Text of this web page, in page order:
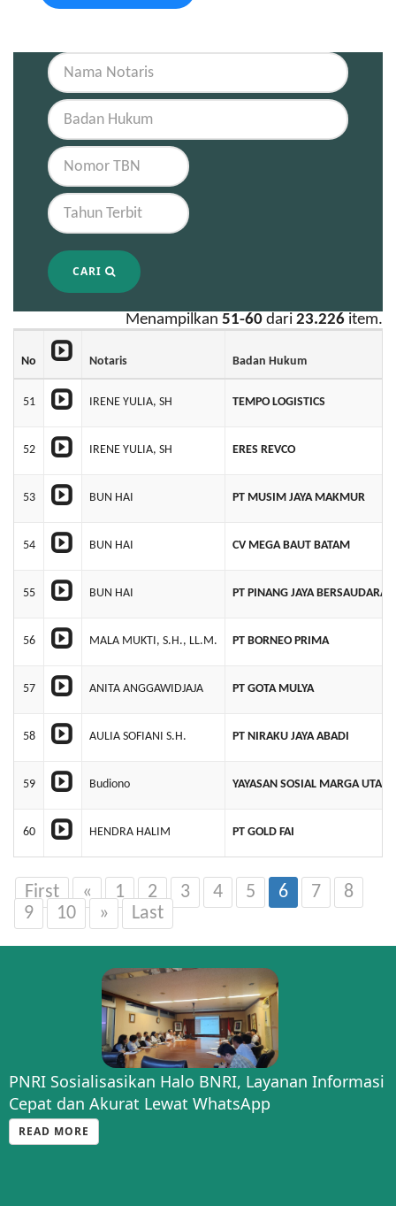
CARI
Menampilkan 51-60 dari 23.226 item.
No Notaris Badan Hukum
51 IRENE YULIA, SH TEMPO LOGISTICS
52 IRENE YULIA, SH ERES REVCO
53 BUN HAI PT MUSIM JAYA MAKMUR
54 BUN HAI CV MEGA BAUT BATAM
55 BUN HAI PT PINANG JAYA BERSAUDARA
56 MALA MUKTI, S.H., LL.M. PT BORNEO PRIMA
57 ANITA ANGGAWIDJAJA PT GOTA MULYA
58 AULIA SOFIANI S.H. PT NIRAKU JAYA ABADI
59 Budiono YAYASAN SOSIAL MARGA
60 HENDRA HALIM PT GOLD FAI
First « 1 2 3 4 5 6 7
8
9
10 » Last
PNRI Sosialisasikan Halo BNRI, Layanan Informasi
Cepat dan Akurat Lewat WhatsApp
READ MORE